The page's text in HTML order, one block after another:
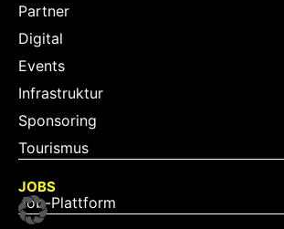
Partner
Digital
Events
Infrastruktur
Sponsoring
Tourismus
JOBS
Job-Plattform